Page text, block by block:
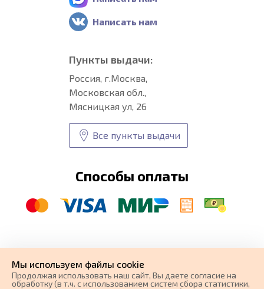
Написать нам
Пункты выдачи:
Россия, г.Москва,
Московская обл.,
Мясницкая ул, 26
Все пункты выдачи
Способы оплаты
автоковрики
разработка и
поисковое продвижение сайта
Мы используем файлы cookie
Продолжая использовать наш cайт, Вы даете согласие на
обработку (в т.ч. с использованием систем сбора статистики,